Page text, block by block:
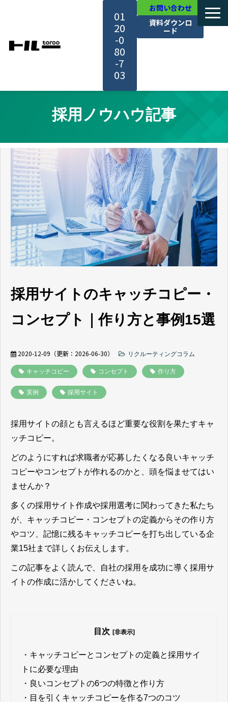
01
20
-0
80
-7
03
お問い合わせ
資料ダウンロ
ード
活用事例
料金・プラン
セミナー一覧
よくあるご質問
採用ノウハウ記事
採用サイトのキャッチコピー・
コンセプト｜作り方と事例15選
2020-12-09 （更新： 2026-06-30） リクルーティングコラム
キャッチコピー コンセプト 作り方
実例 採用サイト
採用サイトの顔とも言えるほど重要な役割を果たすキャ
ッチコピー。
どのようにすれば求職者が応募したくなる良いキャッチ
コピーやコンセプトが作れるのかと、頭を悩ませてはい
ませんか？
多くの採用サイト作成や採用選考に関わってきた私たち
が、キャッチコピー・コンセプトの定義からその作り方
やコツ、記憶に残るキャッチコピーを打ち出している企
業15社まで詳しくお伝えします。
この記事をよく読んで、自社の採用を成功に導く採用サ
イトの作成に活かしてくださいね。
目次 [非表示]
・ キャッチコピーとコンセプトの定義と採用サイ
トに必要な理由
・ 良いコンセプトの6つの特徴と作り方
・ 目を引くキャッチコピーを作る7つのコツ